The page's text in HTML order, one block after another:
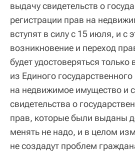
выдачу свидетельств о
регистрации прав на
вступят в силу с 15 июля, и с
возникновение и переход
будет удостоверяться только
из Единого
на недвижимое имущество и
свидетельства о
прав, которые были выданы
менять не надо, и в целом
не создадут проблем